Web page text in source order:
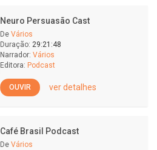
Neuro Persuasão Cast
De Vários
Duração: 29:21:48
Narrador: Vários
Editora: Podcast
OUVIR ver detalhes
Café Brasil Podcast
De Vários